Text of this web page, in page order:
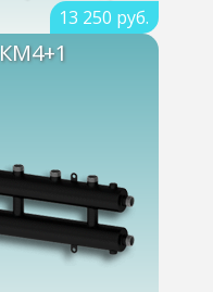
13 250 руб.